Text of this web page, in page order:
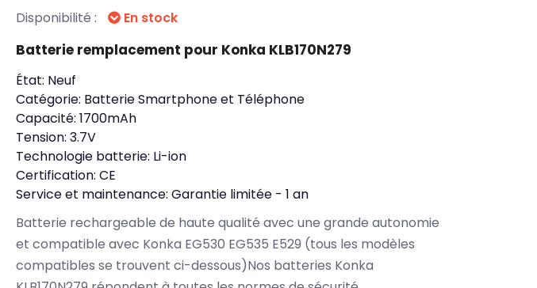
Disponibilité : En stock
Batterie remplacement pour Konka KLB170N279
État: Neuf
Catégorie: Batterie Smartphone et Téléphone
Capacité: 1700mAh
Tension: 3.7V
Technologie batterie: Li-ion
Certification: CE
Service et maintenance: Garantie limitée - 1 an
Batterie rechargeable de haute qualité avec une grande autonomie
et compatible avec Konka EG530 EG535 E529 (tous les modèles
compatibles se trouvent ci-dessous)Nos batteries Konka